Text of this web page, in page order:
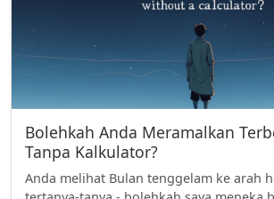
Bolehkah Anda Meramalkan
Tanpa Kalkulator?
Anda melihat Bulan tenggelam ke arah